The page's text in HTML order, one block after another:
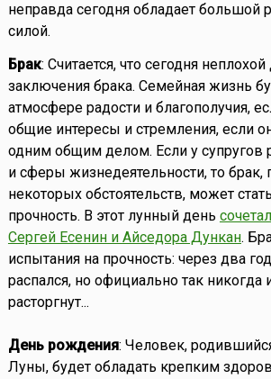
неправда сегодня обладает большой
силой.
Брак: Считается, что сегодня
заключения брака. Семейная жизнь
атмосфере радости и благополучия,
общие интересы и стремления, если
одним общим делом. Если у супругов
и сферы жизнедеятельности, то брак,
некоторых обстоятельств, может
прочность. В этот лунный день
Сергей Есенин и Айседора Дункан.
испытания на прочность: через два
распался, но официально так никогда
расторгнут...
День рождения: Человек,
Луны, будет обладать крепким